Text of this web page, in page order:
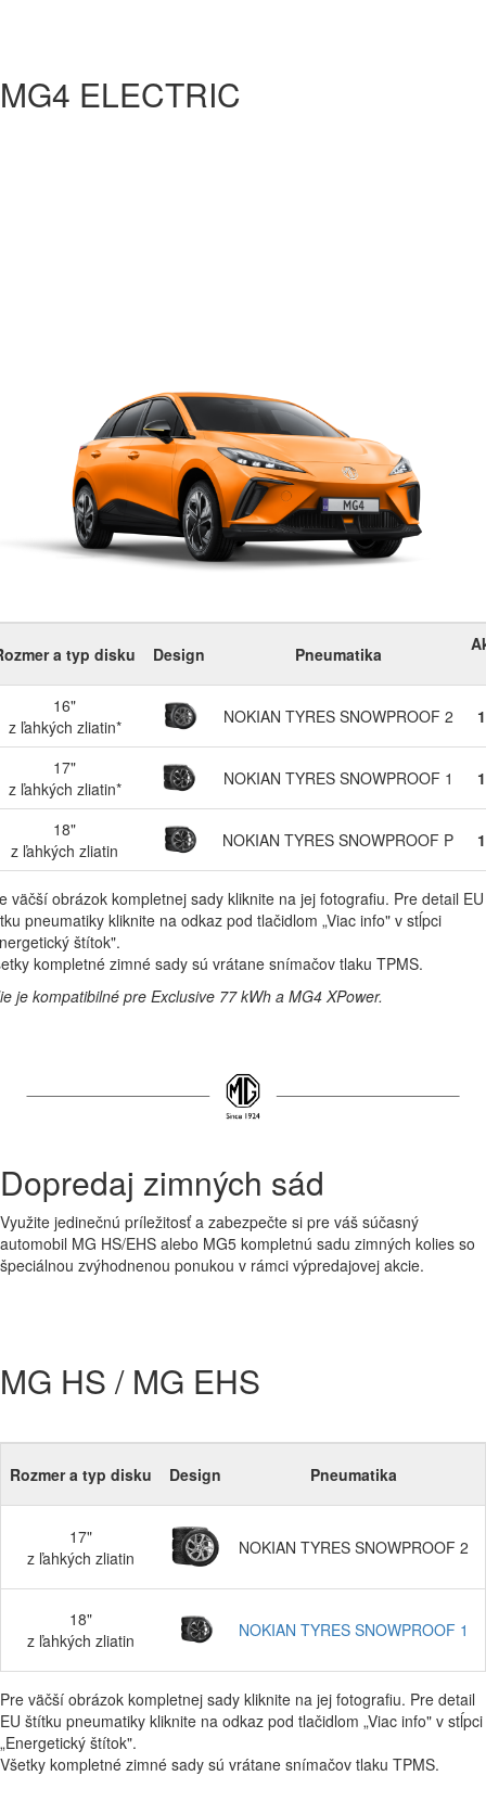
MG4 ELECTRIC
a typ disku Design Pneumatika
16"
z ľahkých zliatin*
NOKIAN TYRES SNOWPROOF 2
17"
z ľahkých zliatin*
NOKIAN TYRES SNOWPROOF 1
18"
z ľahkých zliatin
NOKIAN TYRES SNOWPROOF P
väčší obrázok kompletnej sady kliknite na jej fotografiu. Pre detail EU
pneumatiky kliknite na odkaz pod tlačidlom „Viac info" v stĺpci
štítok".
kompletné zimné sady sú vrátane snímačov tlaku TPMS.
je kompatibilné pre Exclusive 77 kWh a MG4 XPower.
Dopredaj zimných sád
Využite jedinečnú príležitosť a zabezpečte si pre váš súčasný
automobil MG HS/EHS alebo MG5 kompletnú sadu zimných kolies so
špeciálnou zvýhodnenou ponukou v rámci výpredajovej akcie.
MG HS / MG EHS
Rozmer a typ disku Design Pneumatika
17"
z ľahkých zliatin
NOKIAN TYRES SNOWPROOF 2
18"
z ľahkých zliatin
NOKIAN TYRES SNOWPROOF 1
Pre väčší obrázok kompletnej sady kliknite na jej fotografiu. Pre detail
EU štítku pneumatiky kliknite na odkaz pod tlačidlom „Viac info" v stĺpci
„Energetický štítok".
Všetky kompletné zimné sady sú vrátane snímačov tlaku TPMS.